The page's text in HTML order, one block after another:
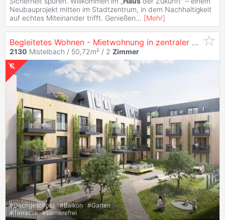
Neubauprojekt mitten im Stadtzentrum, in dem Nachhaltigkeit
auf echtes Miteinander trifft. Genießen... [Mehr]
Begleitetes Wohnen - Mietwohnung in zentraler Lage
2130 Mistelbach / 50,72m² / 2 Zimmer
#Dachgeschoss #Balkon #Garten
#Terrasse #barrierefrei